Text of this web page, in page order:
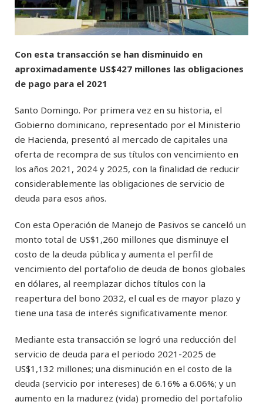
Con esta transacción se han disminuido en
aproximadamente US$427 millones las obligaciones
de pago para el 2021
Santo Domingo. Por primera vez en su historia, el
Gobierno dominicano, representado por el Ministerio
de Hacienda, presentó al mercado de capitales una
oferta de recompra de sus títulos con vencimiento en
los años 2021, 2024 y 2025, con la finalidad de reducir
considerablemente las obligaciones de servicio de
deuda para esos años.
Con esta Operación de Manejo de Pasivos se canceló un
monto total de US$1,260 millones que disminuye el
costo de la deuda pública y aumenta el perfil de
vencimiento del portafolio de deuda de bonos globales
en dólares, al reemplazar dichos títulos con la
reapertura del bono 2032, el cual es de mayor plazo y
tiene una tasa de interés significativamente menor.
Mediante esta transacción se logró una reducción del
servicio de deuda para el periodo 2021-2025 de
US$1,132 millones; una disminución en el costo de la
deuda (servicio por intereses) de 6.16% a 6.06%; y un
aumento en la madurez (vida) promedio del portafolio